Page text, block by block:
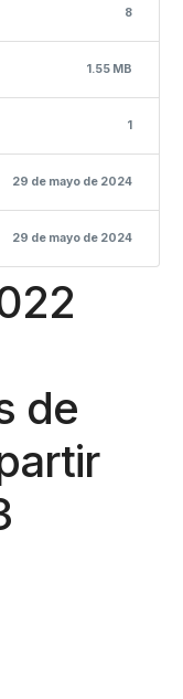
8
1.55 MB
1
29 de mayo de 2024
29 de mayo de 2024
de